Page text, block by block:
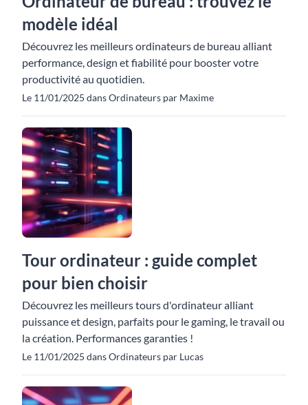
modèle idéal
Découvrez les meilleurs ordinateurs de bureau alliant
performance, design et fiabilité pour booster votre
productivité au quotidien.
Le 11/01/2025 dans Ordinateurs par Maxime
Tour ordinateur : guide complet
pour bien choisir
Découvrez les meilleurs tours d'ordinateur alliant
puissance et design, parfaits pour le gaming, le travail ou
la création. Performances garanties !
Le 11/01/2025 dans Ordinateurs par Lucas